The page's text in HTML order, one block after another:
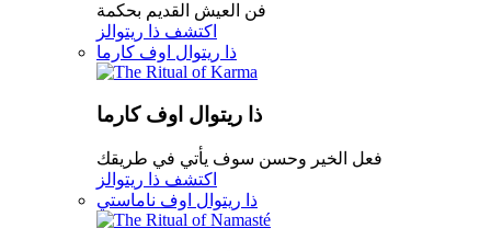
فن العيش القديم بحكمة
اكتشف ذا ريتوالز
ذا ريتوال اوف كارما
ذا ريتوال اوف كارما
فعل الخير وحسن سوف يأتي في طريقك
اكتشف ذا ريتوالز
ذا ريتوال اوف ناماستي